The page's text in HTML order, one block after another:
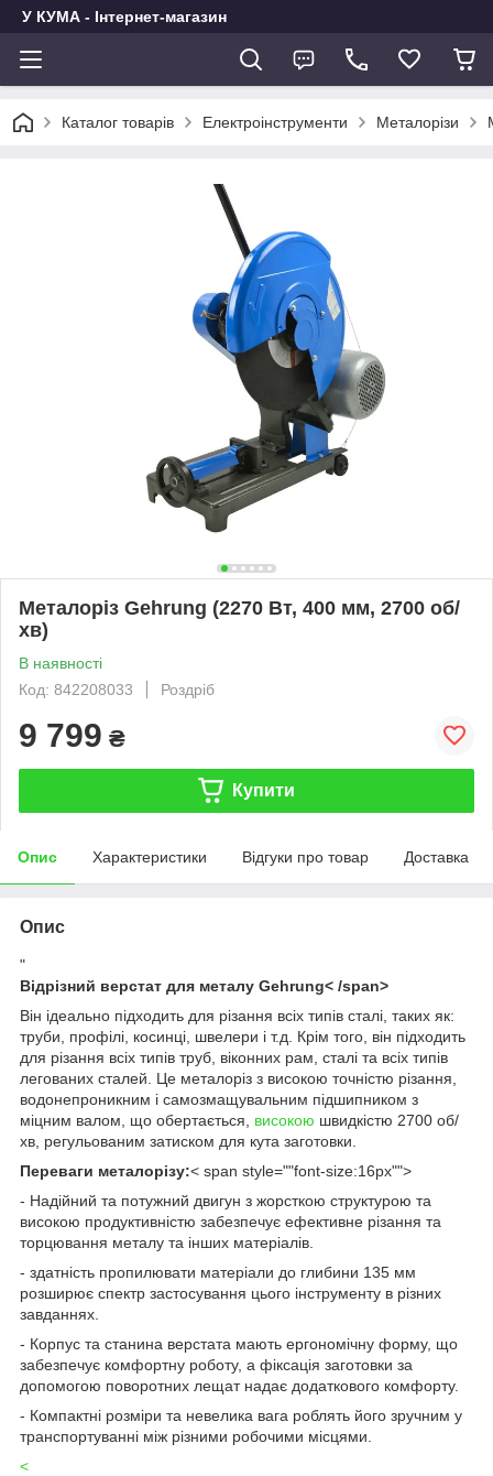
У КУМА - Інтернет-магазин
Каталог товарів Електроінструменти Металорізи
Металоріз Gehrung (2270 Вт, 400 мм, 2700 об/
хв)
В наявності
Код: 842208033
Роздріб
9 799 ₴
Купити
Опис Характеристики Відгуки про товар Доставка
Опис
"
Відрізний верстат для металу Gehrung< /span>
Він ідеально підходить для різання всіх типів сталі, таких як:
труби, профілі, косинці, швелери і т.д. Крім того, він підходить
для різання всіх типів труб, віконних рам, сталі та всіх типів
легованих сталей. Це металоріз з високою точністю різання,
водонепроникним і самозмащувальним підшипником з
міцним валом, що обертається,
високою швидкістю 2700 об/
хв, регульованим затиском для кута заготовки.
Переваги металорізу:< span style=""font-size:16px"">
- Надійний та потужний двигун з жорсткою структурою та
високою продуктивністю забезпечує ефективне різання та
торцювання металу та інших матеріалів.
- здатність пропилювати матеріали до глибини 135 мм
розширює спектр застосування цього інструменту в різних
завданнях.
- Корпус та станина верстата мають ергономічну форму, що
забезпечує комфортну роботу, а фіксація заготовки за
допомогою поворотних лещат надає додаткового комфорту.
- Компактні розміри та невелика вага роблять його зручним у
транспортуванні між різними робочими місцями.
<